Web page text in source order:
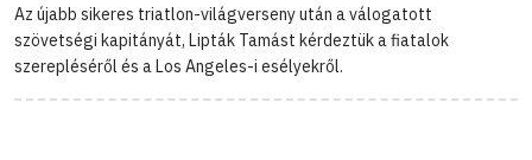
Az újabb sikeres triatlon-világverseny után a válogatott
szövetségi kapitányát, Lipták Tamást kérdeztük a fiatalok
szerepléséről és a Los Angeles-i esélyekről.